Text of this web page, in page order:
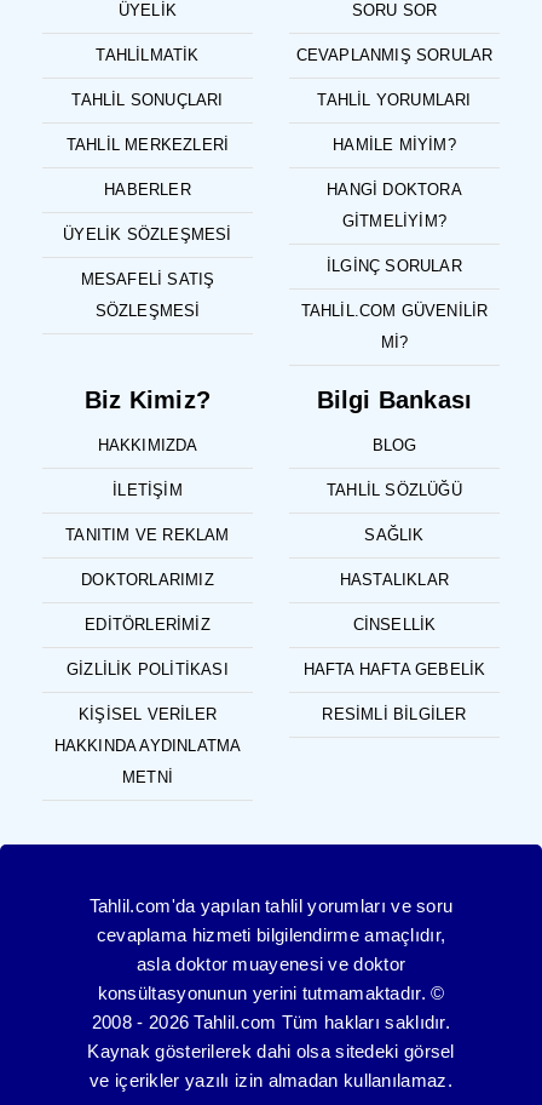
ÜYELIK
TAHLILMATIK
TAHLIL SONUÇLARI
TAHLIL MERKEZLERI
HABERLER
ÜYELIK SÖZLEŞMESI
MESAFELI SATIŞ
SÖZLEŞMESI
SORU SOR
CEVAPLANMIŞ SORULAR
TAHLIL YORUMLARI
HAMILE MIYIM?
HANGI DOKTORA
GITMELIYIM?
İLGINÇ SORULAR
TAHLIL.COM GÜVENILIR
MI?
Biz Kimiz?
HAKKIMIZDA
İLETIŞIM
TANITIM VE REKLAM
DOKTORLARIMIZ
EDITÖRLERIMIZ
GIZLILIK POLITIKASI
KIŞISEL VERILER
HAKKINDA AYDINLATMA
METNI
Bilgi Bankası
BLOG
TAHLIL SÖZLÜĞÜ
SAĞLIK
HASTALIKLAR
CINSELLIK
HAFTA HAFTA GEBELIK
RESIMLI BILGILER
Tahlil.com'da yapılan tahlil yorumları ve soru
cevaplama hizmeti bilgilendirme amaçlıdır,
asla doktor muayenesi ve doktor
konsültasyonunun yerini tutmamaktadır. ©
2008 - 2026 Tahlil.com Tüm hakları saklıdır.
Kaynak gösterilerek dahi olsa sitedeki görsel
ve içerikler yazılı izin almadan kullanılamaz.